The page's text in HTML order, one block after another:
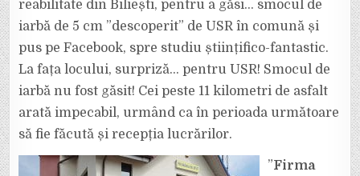
VRANCEA
FILMAT
LA
FAȚA
LOCULUI
ÎNTREAGA
REȚEA
DRUMURI!
DE
IARBĂ
DIN
reabilitate din Biliești, pentru a găsi… smocul de
iarbă de 5 cm ”descoperit” de USR în comună și
pus pe Facebook, spre studiu științifico-fantastic.
La fața locului, surpriză… pentru USR! Smocul de
iarbă nu fost găsit! Cei peste 11 kilometri de asfalt
arată impecabil, urmând ca în perioada următoare
să fie făcută și recepția lucrărilor.
”Firma